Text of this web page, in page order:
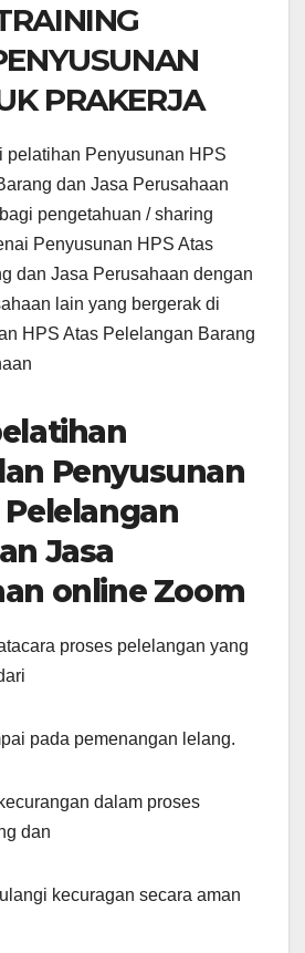
PRAKERJA
pelatihan Penyusunan HPS
dan Jasa Perusahaan
pengetahuan / sharing
Penyusunan HPS Atas
dan Jasa Perusahaan dengan
lain yang bergerak di
HPS Atas Pelelangan Barang
Penyusunan
Pelelangan
Jasa
online Zoom
proses pelelangan yang
pada pemenangan lelang.
dalam proses
dan
kecuragan secara aman